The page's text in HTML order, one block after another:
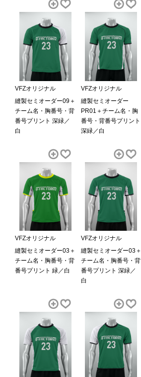
VFZオリジナル
縫製セミオーダー09＋
チーム名・胸番号・背
番号プリント 深緑／
白
VFZオリジナル
縫製セミオーダー
PR01＋チーム名・胸
番号・背番号プリント
深緑／白
VFZオリジナル
縫製セミオーダー03＋
チーム名・胸番号・背
番号プリント 緑／白
VFZオリジナル
縫製セミオーダー03＋
チーム名・胸番号・背
番号プリント 深緑／
白